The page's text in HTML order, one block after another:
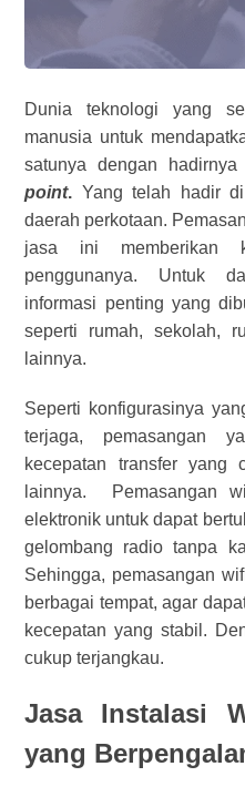
Dunia teknologi yang
manusia untuk
satunya dengan hadirnya
point. Yang telah hadir
daerah perkotaan.
jasa ini memberikan
penggunanya. Untuk
informasi penting yang
seperti rumah, sekolah,
lainnya.
Seperti konfigurasinya
terjaga, pemasangan
kecepatan transfer yang
lainnya.
Pemasangan
elektronik untuk dapat
gelombang radio tanpa
Sehingga, pemasangan
berbagai tempat, agar
kecepatan yang stabil.
cukup terjangkau.
Jasa Instalasi
yang